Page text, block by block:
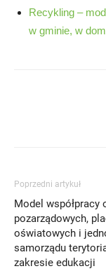
Recykling –
w gminie, w
Poprzedni artykuł
Model współpracy
pozarządowych,
oświatowych i
samorządu
zakresie edukacji